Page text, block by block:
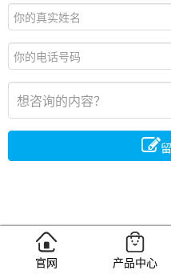
官网 产品中心